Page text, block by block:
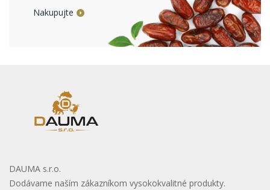
Nakupujte
DAUMA s.r.o.
Dodávame naším zákazníkom vysokokvalitné produkty.